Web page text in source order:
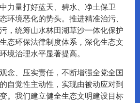
力量打好蓝天、碧水、净土保卫
环境恶化的势头。推进精准治污、
，统筹山水林田湖草沙一体化保护
态环保法律制度体系，深化生态文
境治理水平显著提高。
念、压实责任，不断增强全党全国
自觉性主动性，实现由被动应对到
。我们建立健全生态文明建设目标